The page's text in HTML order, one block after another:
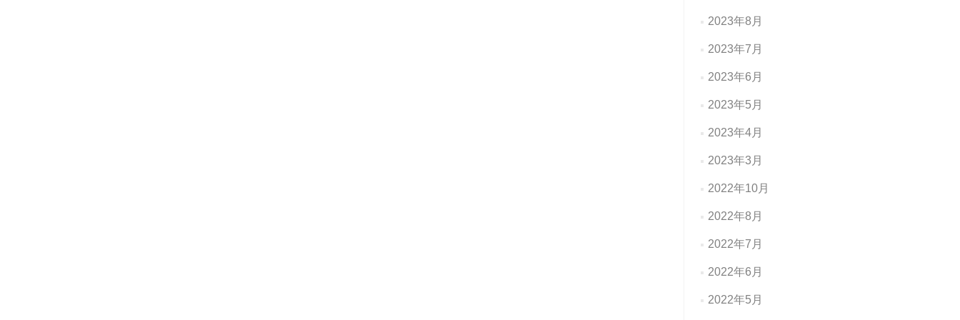
2023年8月
2023年7月
2023年6月
2023年5月
2023年4月
2023年3月
2022年10月
2022年8月
2022年7月
2022年6月
2022年5月